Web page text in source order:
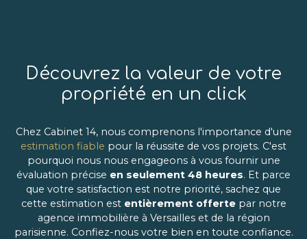
Découvrez la valeur de votre
propriété en un click
Chez Cabinet 14, nous comprenons l'importance d'une
estimation fiable pour la réussite de vos projets. C'est
pourquoi nous nous engageons à vous fournir une
évaluation précise en seulement 48 heures. Et parce
que votre satisfaction est notre priorité, sachez que
cette estimation est entièrement offertepar notre
agence immobilière à Versailles et de la région
parisienne. Confiez-nous votre bien en toute confiance.